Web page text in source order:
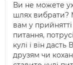
Ви не можете
шлях вибрати?
вам у
питання,
кулі і він
друзям чи